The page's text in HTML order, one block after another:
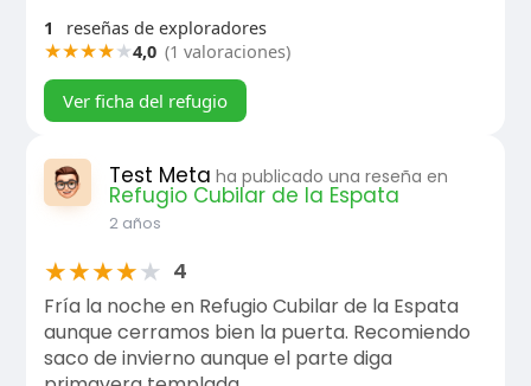
1
reseñas de exploradores
★★★★★4,0 (1 valoraciones)
Ver ficha del refugio
Test Meta ha publicado una reseña en
Refugio Cubilar de la Espata
2 años
★★★★★ 4
Fría la noche en Refugio Cubilar de la Espata
aunque cerramos bien la puerta. Recomiendo
saco de invierno aunque el parte diga